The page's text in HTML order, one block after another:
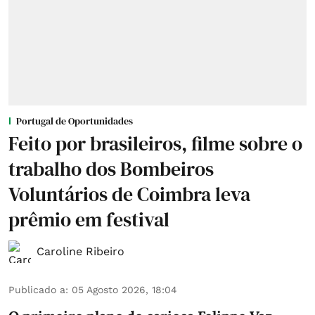
Portugal de Oportunidades
Feito por brasileiros, filme sobre o
trabalho dos Bombeiros
Voluntários de Coimbra leva
prêmio em festival
Caroline Ribeiro
Publicado a: 05 Agosto 2026, 18:04